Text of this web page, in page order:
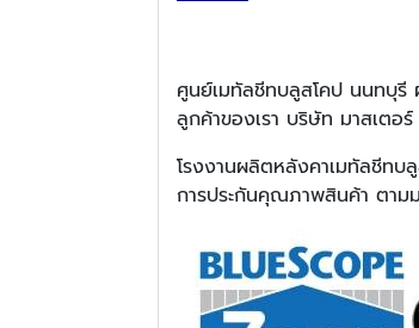
ศูนย์เมทัลชีทบลูสโคป นนทบุ
ลูกค้าของเรา บริษัท มาสเตอ
โรงงานผลิตหลังคาเมทัลชีท
การประกันคุณภาพสินค้า ตาม